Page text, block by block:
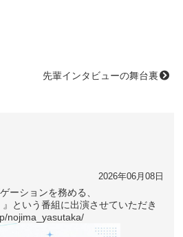
先輩インタビューの舞台裏
2026年06月08日
ーションを務める、
という番組に出演させていただき
nojima_yasutaka/